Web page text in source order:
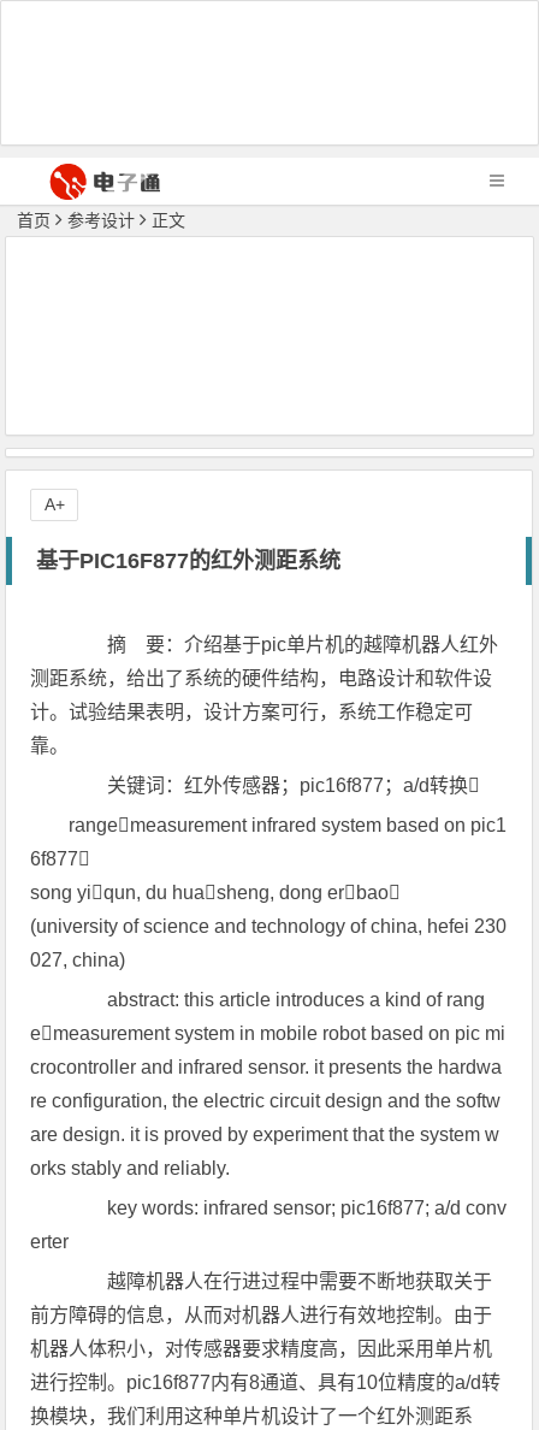
首页 参考设计 正文
基于PIC16F877的红外测距系统
摘 要：介绍基于pic单片机的越障机器人红外
测距系统，给出了系统的硬件结构，电路设计和软件设
计。试验结果表明，设计方案可行，系统工作稳定可
靠。
关键词：红外传感器；pic16f877；a/d转换
rangemeasurement infrared system based on pic1
6f877
song yiqun, du huasheng, dong erbao
(university of science and technology of china, hefei 230
027, china)
abstract: this article introduces a kind of rang
emeasurement system in mobile robot based on pic mi
crocontroller and infrared sensor. it presents the hardwa
re configuration, the electric circuit design and the softw
are design. it is proved by experiment that the system w
orks stably and reliably.
key words: infrared sensor; pic16f877; a/d conv
erter
越障机器人在行进过程中需要不断地获取关于
前方障碍的信息，从而对机器人进行有效地控制。由于
机器人体积小，对传感器要求精度高，因此采用单片机
进行控制。pic16f877内有8通道、具有10位精度的a/d转
换模块，我们利用这种单片机设计了一个红外测距系
A+